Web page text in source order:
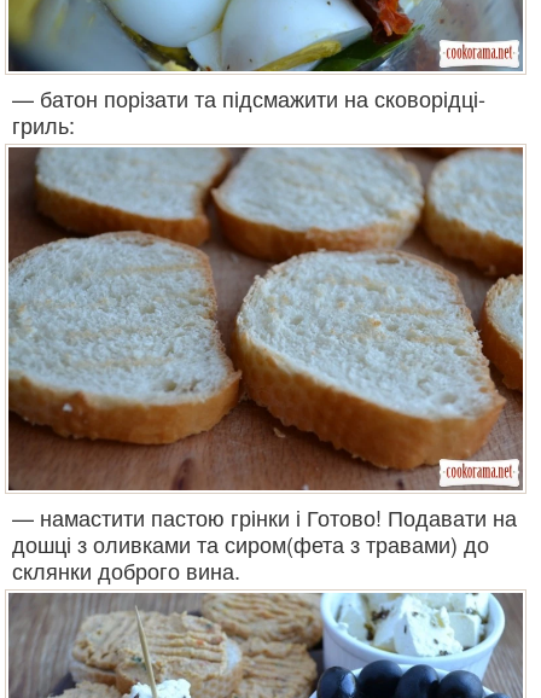
— батон порізати та підсмажити на сковорідці-
гриль:
— намастити пастою грінки і Готово! Подавати на
дошці з оливками та сиром(фета з травами) до
склянки доброго вина.